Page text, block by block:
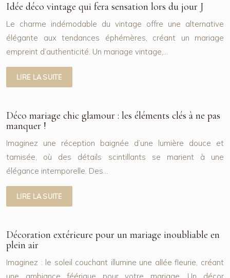
Idée déco vintage qui fera sensation lors du jour J
Le charme indémodable du vintage offre une alternative
élégante aux tendances éphémères, créant un mariage
empreint d’authenticité. Un mariage vintage,…
LIRE LA SUITE
Déco mariage chic glamour : les éléments clés à ne pas
manquer !
Imaginez une réception baignée d’une lumière douce et
tamisée, où des détails scintillants se marient à une
élégance intemporelle. Des…
LIRE LA SUITE
Décoration extérieure pour un mariage inoubliable en
plein air
Imaginez : le soleil couchant illumine une allée fleurie, créant